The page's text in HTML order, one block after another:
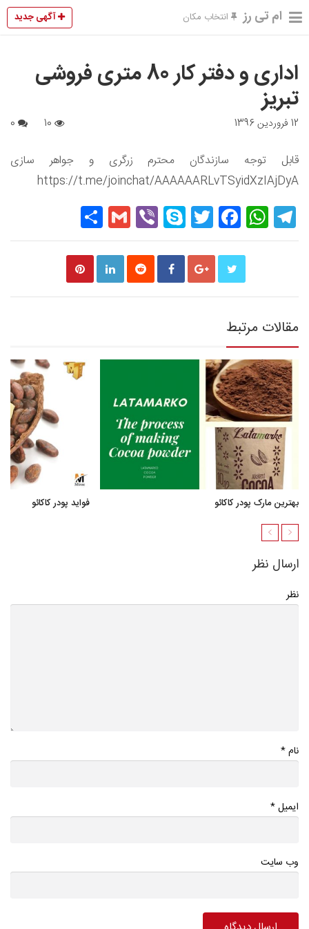
ام تی رز انتخاب مکان آگهی جدید
اداری و دفتر کار 80 متری فروشی
تبریز
12 فروردین 1396
قابل توجه سازندگان محترم زرگری و جواهر سازی
https://t.me/joinchat/AAAAAARLvTSyidXzIAjDyA
Telegram
WhatsApp
Facebook
Twitter
Skype
Viber
Gmail
مقالات مرتبط
بهترین مارک پودر کاکائو فواید پودر کاکائو
ارسال نظر
نظر
نام*
ایمیل*
وب سایت